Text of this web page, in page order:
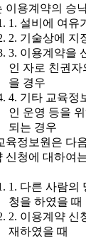
이용계약의 승
1. 설비에 여유
2. 기술상에 지
3. 이용계약을
인 자로 친권
을 경우
4. 기타 교육정
인 운영 등을
되는 경우
정보원은 다
신청에 대하여
1. 다른 사람의
청을 하였을 때
2. 이용계약 신
재하였을 때